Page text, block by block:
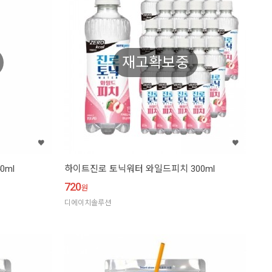
재고확보중
하이트진로 토닉워터 와일드피치 300ml
720원
디에이치솔루션